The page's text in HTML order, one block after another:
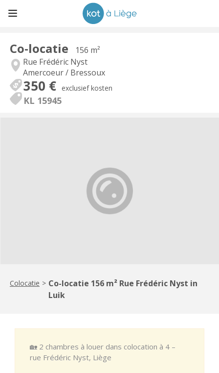
Co-locatie
156 m²
Rue Frédéric Nyst
Amercoeur / Bressoux
350 € exclusief kosten
KL 15945
Colocatie > Co-locatie 156 m² Rue Frédéric Nyst in
Luik
🏡 2 chambres à louer dans colocation à 4 –
rue Frédéric Nyst, Liège